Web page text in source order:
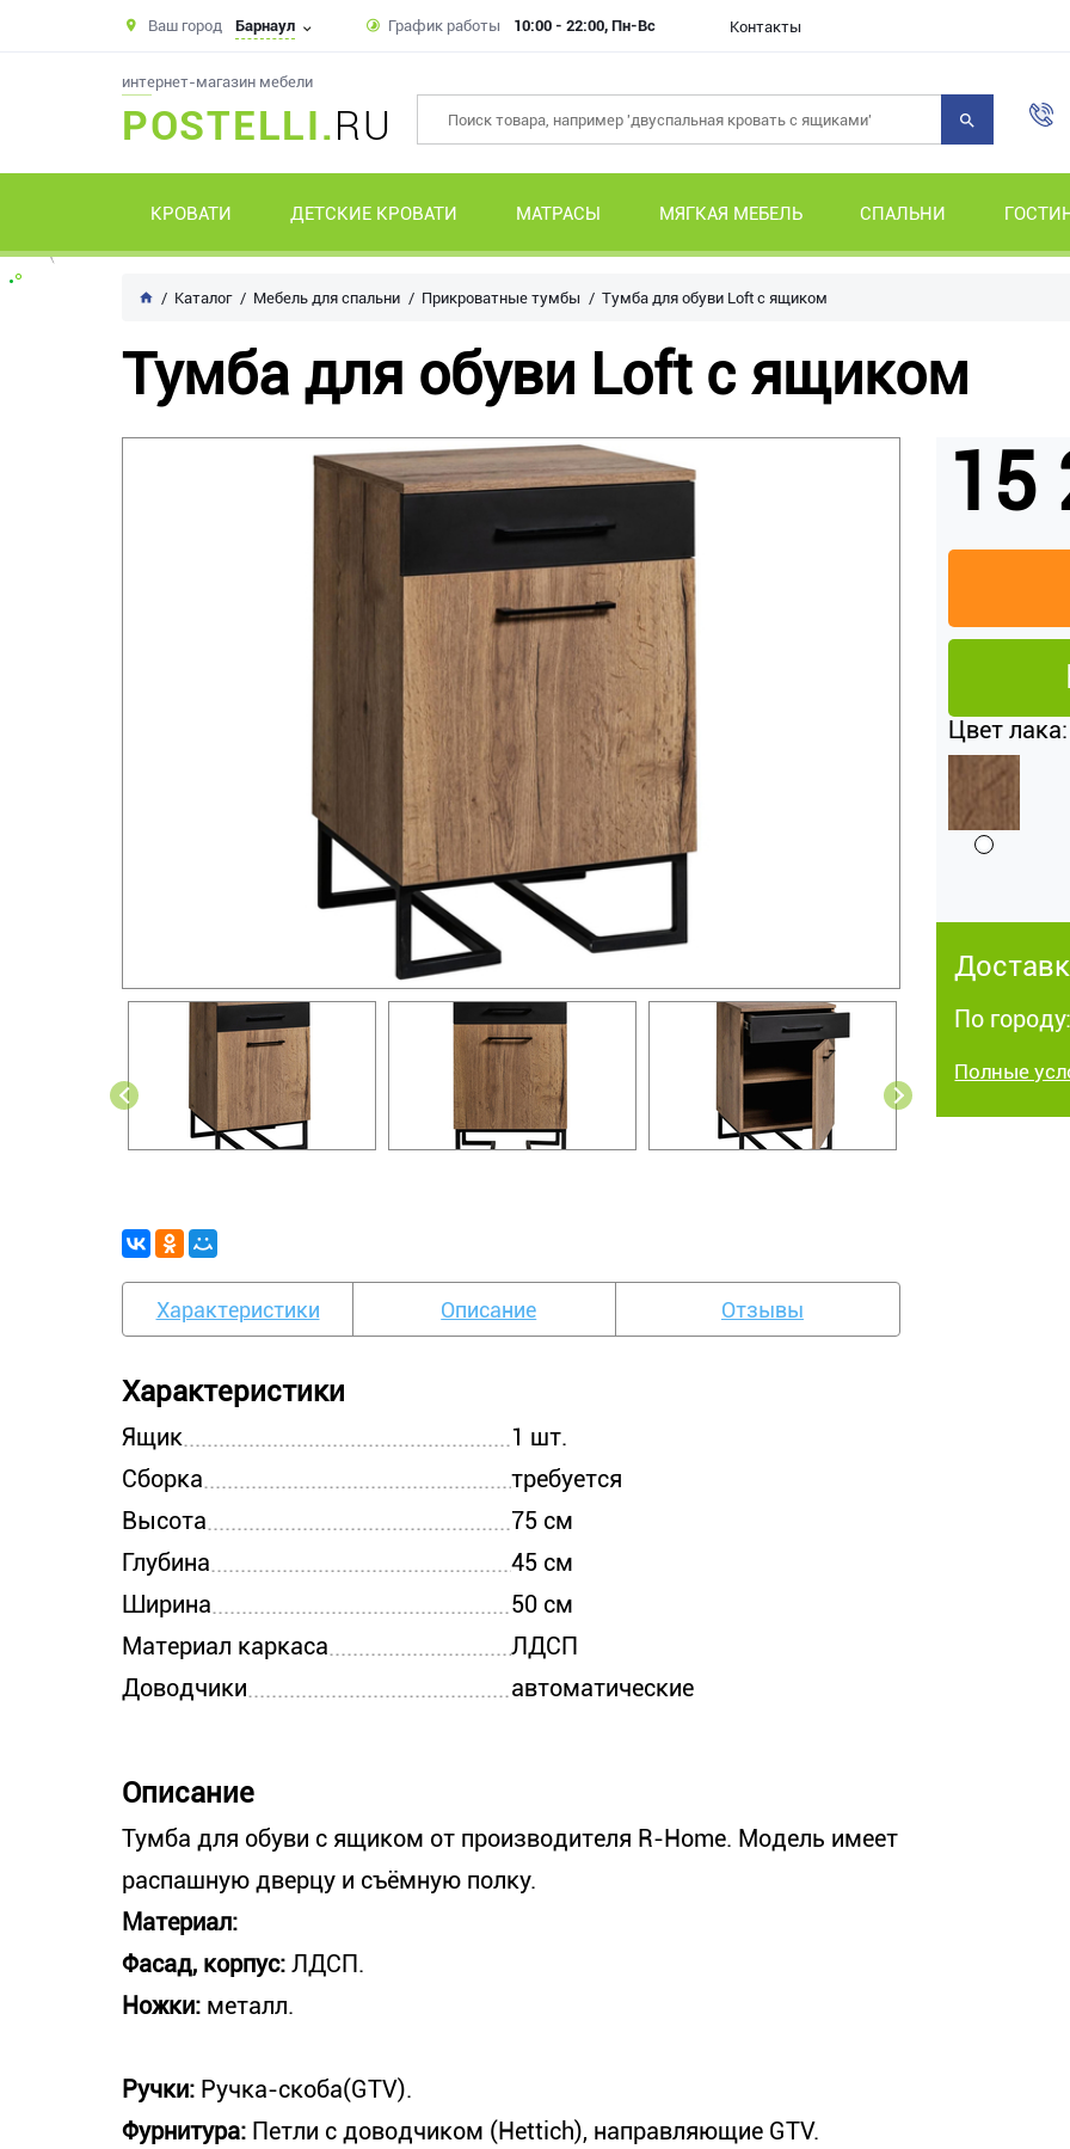
Ваш город Барнаул График работы 10:00 - 22:00, Пн-Вс Контакты
интернет-магазин мебели
POSTELLI.RU
КРОВАТИ ДЕТСКИЕ КРОВАТИ МАТРАСЫ МЯГКАЯ МЕБЕЛЬ СПАЛЬНИ
Каталог Мебель для спальни Прикроватные тумбы Тумба для обуви Loft с ящиком
Тумба для обуви Loft с ящиком
Характеристики Описание Отзывы
Характеристики
Ящик
1 шт.
Сборка
требуется
Высота
75 см
Глубина
45 см
Ширина
50 см
Материал каркаса
ЛДСП
Доводчики
автоматические
Описание
Тумба для обуви с ящиком от производителя R-Home. Модель имеет
распашную дверцу и съёмную полку.
Материал:
Фасад, корпус: ЛДСП.
Ножки: металл.
Ручки: Ручка-скоба(GTV).
Фурнитура: Петли с доводчиком (Hettich), направляющие GTV.
15
Цвет лака:
По городу:
Полные